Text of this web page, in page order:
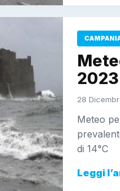
28
Meteo
di 14°C
Leggi